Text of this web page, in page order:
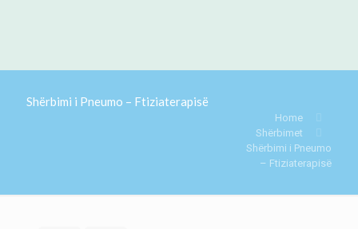
Shërbimi i Pneumo – Ftiziaterapisë
Home
Shërbimet
Shërbimi i Pneumo
– Ftiziaterapisë